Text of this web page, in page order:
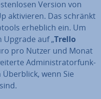
Version von
ak­ti­vie­ren. Das schränkt
erheblich ein. Um
Upgrade auf „Trello
pro Nutzer und Monat
Ad­mi­nis­tra­tor­funk­
wenn Sie